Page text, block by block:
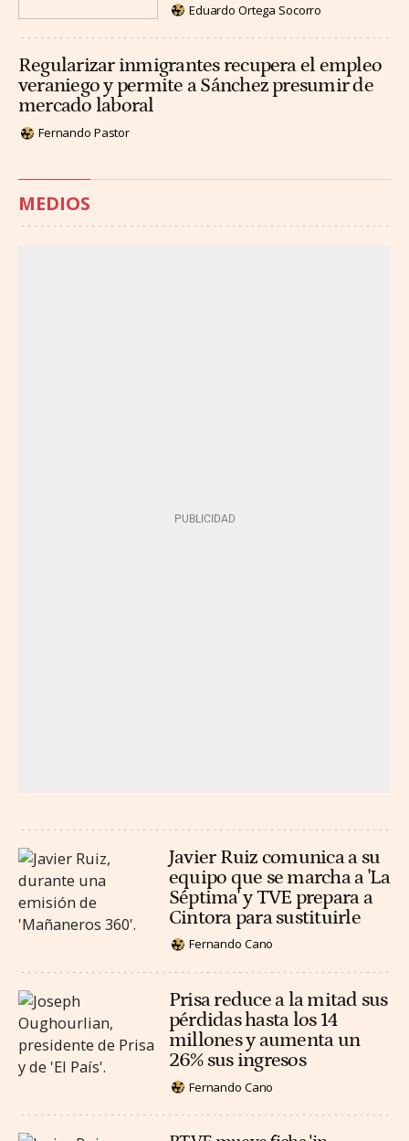
Eduardo Ortega Socorro
Regularizar inmigrantes recupera el empleo
veraniego y permite a Sánchez presumir de
mercado laboral
Fernando Pastor
MEDIOS
Javier Ruiz comunica a su
equipo que se marcha a 'La
Séptima' y TVE prepara a
Cintora para sustituirle
Fernando Cano
Prisa reduce a la mitad sus
pérdidas hasta los 14
millones y aumenta un
26% sus ingresos
Fernando Cano